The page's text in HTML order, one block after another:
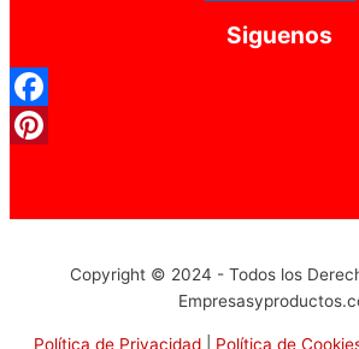
Siguenos
Copyright © 2024 - Todos los
Política de Privacidad Política de